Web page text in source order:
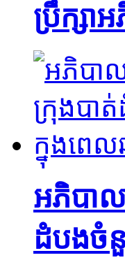
ប្រឹក្សាអ
អភិបាល
ដំបងចំនួ